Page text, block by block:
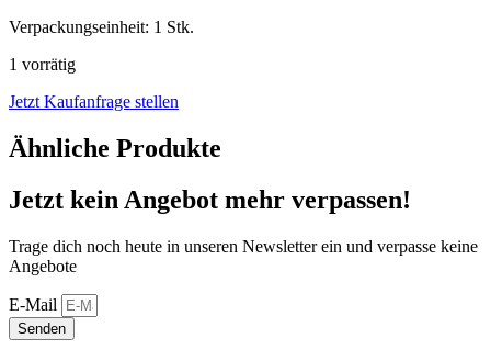
Verpackungseinheit: 1 Stk.
1 vorrätig
Jetzt Kaufanfrage stellen
Ähnliche Produkte
Jetzt kein Angebot mehr verpassen!
Trage dich noch heute in unseren Newsletter ein und verpasse keine
Angebote
E-Mail
Senden